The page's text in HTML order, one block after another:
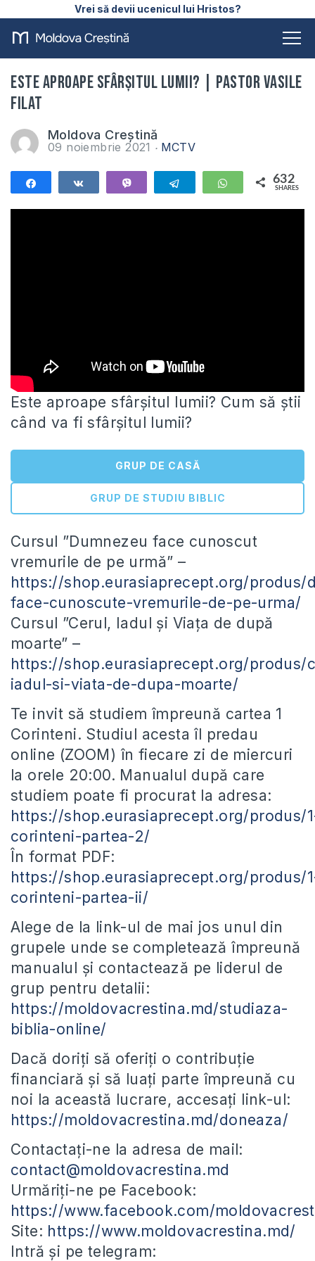
Vrei să devii ucenicul lui Hristos?
Este aproape sfârșitul lumii? | Pastor Vasile
Filat
Moldova Creștină
09 noiembrie 2021 MCTV
Telegram WhatsApp
632
SHARES
Este aproape sfârșitul lumii? Cum să știi
când va fi sfârșitul lumii?
GRUP DE CASĂ
GRUP DE STUDIU BIBLIC
Cursul ”Dumnezeu face cunoscut
vremurile de pe urmă” –
https://shop.eurasiaprecept.org/produs/
face-cunoscute-vremurile-de-pe-urma/
Cursul ”Cerul, Iadul și Viața de după
moarte” –
https://shop.eurasiaprecept.org/produs/
iadul-si-viata-de-dupa-moarte/
Te invit să studiem împreună cartea 1
Corinteni. Studiul acesta îl predau
online (ZOOM) în fiecare zi de miercuri
la orele 20:00. Manualul după care
studiem poate fi procurat la adresa:
https://shop.eurasiaprecept.org/produs/
corinteni-partea-2/
În format PDF:
https://shop.eurasiaprecept.org/produs/
corinteni-partea-ii/
Alege de la link-ul de mai jos unul din
grupele unde se completează împreună
manualul și contactează pe liderul de
grup pentru detalii:
https://moldovacrestina.md/studiaza-
biblia-online/
Dacă doriți să oferiți o contribuție
financiară și să luați parte împreună cu
noi la această lucrare, accesați link-ul:
https://moldovacrestina.md/doneaza/
Contactați-ne la adresa de mail:
contact@moldovacrestina.md
Urmăriți-ne pe Facebook:
https://www.facebook.com/
Site: https://www.moldovacrestina.md/
Intră și pe telegram: